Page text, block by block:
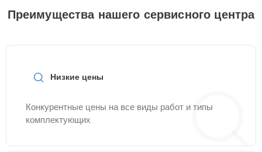
службы заботы о клиентах. Для расчета итоговой
стоимости ремонта плеера достаточно позвонить по
Преимущества нашего сервисного центра
Низкие цены
Конкурентные цены на все виды работ и типы
комплектующих